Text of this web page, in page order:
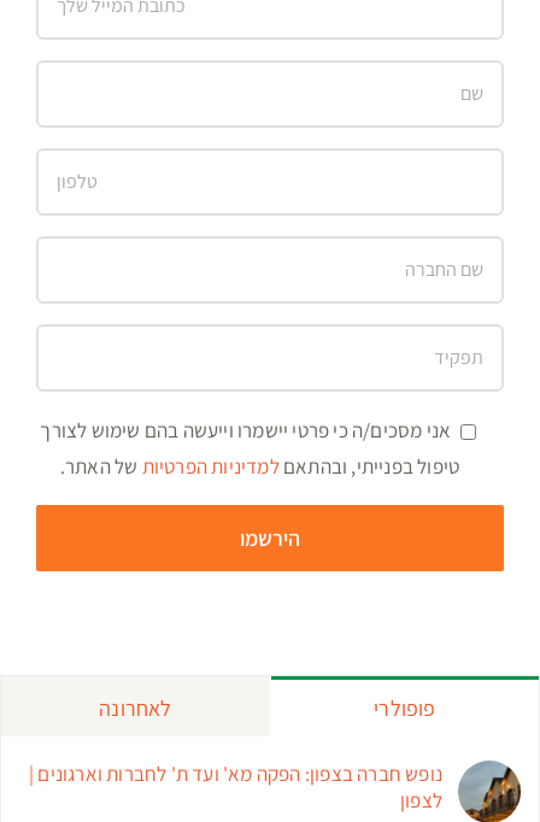
אני מסכים/ה כי פרטי יישמרו וייעשה בהם שימוש לצורך
טיפול בפנייתי, ובהתאםלמדיניות הפרטיות של האתר.
פופולרי לאחרונה
נופש חברה בצפון: הפקה מא' ועד ת' לחברות וארגונים |
לצפון